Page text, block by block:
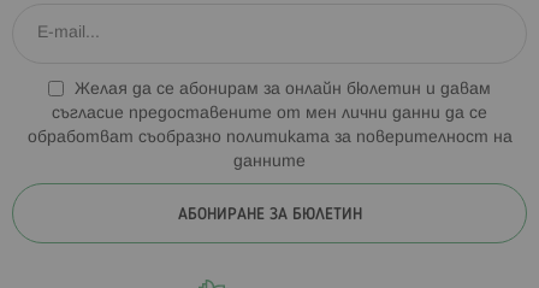
Желая да се абонирам за онлайн бюлетин и давам
съгласие предоставените от мен лични данни да се
обработват съобразно политиката за поверителност на
данните
АБОНИРАНЕ ЗА БЮЛЕТИН